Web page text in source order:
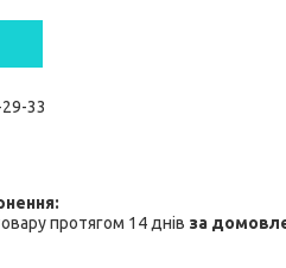
33
протягом 14 днів за